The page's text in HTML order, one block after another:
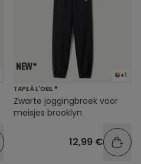
+1
TAPE À L'OEIL ®
Zwarte joggingbroek voor
meisjes brooklyn
12,99 €